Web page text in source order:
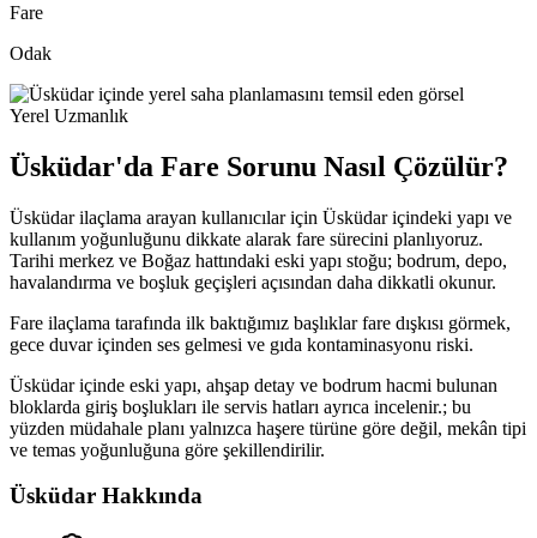
Fare
Odak
Yerel Uzmanlık
Üsküdar'da Fare Sorunu Nasıl Çözülür?
Üsküdar ilaçlama arayan kullanıcılar için Üsküdar içindeki yapı ve
kullanım yoğunluğunu dikkate alarak fare sürecini planlıyoruz.
Tarihi merkez ve Boğaz hattındaki eski yapı stoğu; bodrum, depo,
havalandırma ve boşluk geçişleri açısından daha dikkatli okunur.
Fare ilaçlama tarafında ilk baktığımız başlıklar fare dışkısı görmek,
gece duvar içinden ses gelmesi ve gıda kontaminasyonu riski.
Üsküdar içinde eski yapı, ahşap detay ve bodrum hacmi bulunan
bloklarda giriş boşlukları ile servis hatları ayrıca incelenir.; bu
yüzden müdahale planı yalnızca haşere türüne göre değil, mekân tipi
ve temas yoğunluğuna göre şekillendirilir.
Üsküdar Hakkında